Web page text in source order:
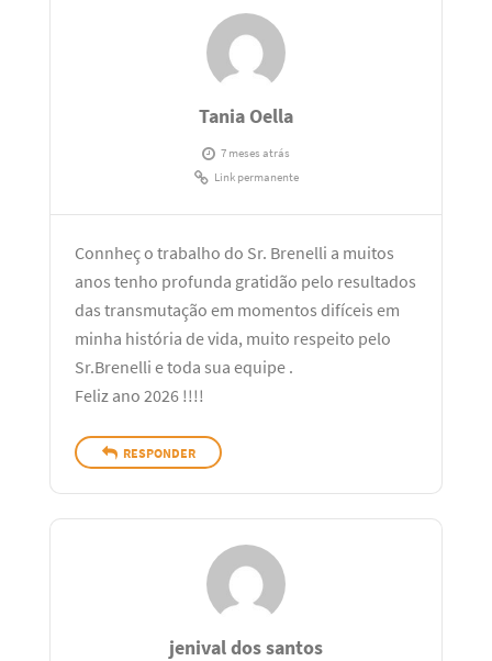
Tania Oella
7 meses atrás
Link permanente
Connheç o trabalho do Sr. Brenelli a muitos
anos tenho profunda gratidão pelo resultados
das transmutação em momentos difíceis em
minha história de vida, muito respeito pelo
Sr.Brenelli e toda sua equipe .
Feliz ano 2026 !!!!
RESPONDER
jenival dos santos